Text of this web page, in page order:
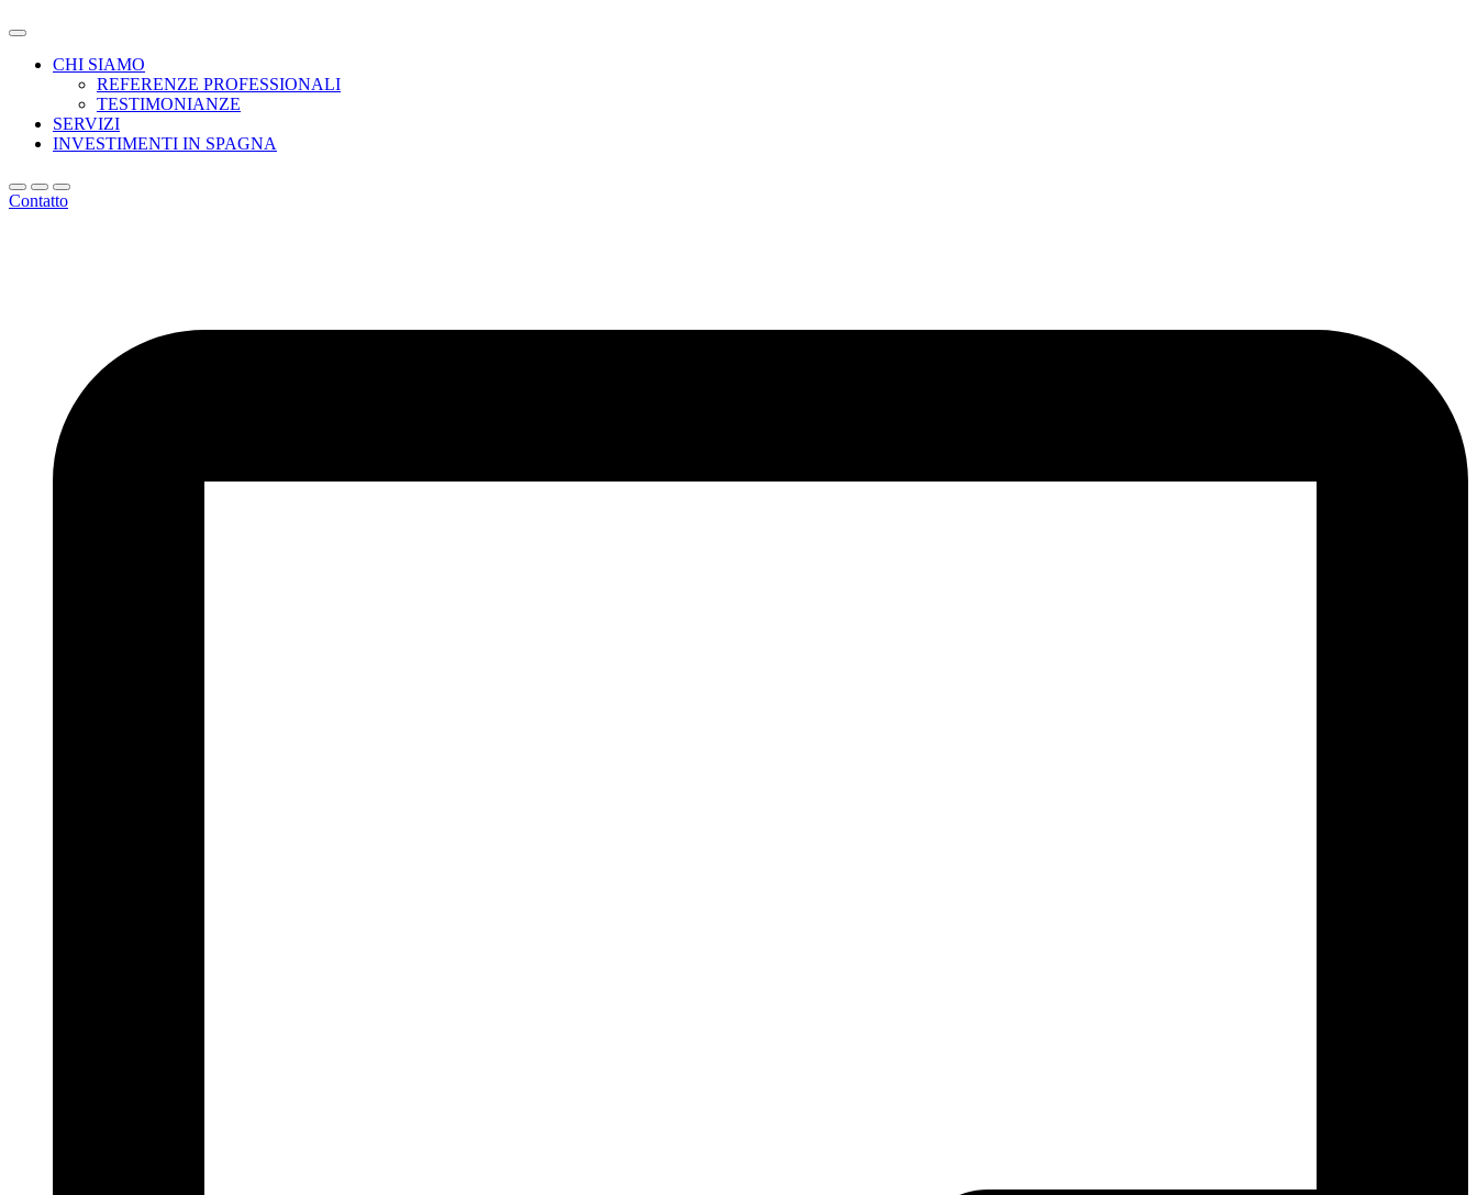
CHI SIAMO
REFERENZE PROFESSIONALI
TESTIMONIANZE
SERVIZI
INVESTIMENTI IN SPAGNA
Contatto